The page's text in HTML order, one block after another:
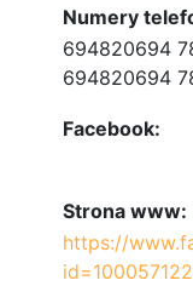
Numery
694820694
694820694
Facebook:
Strona www:
https://